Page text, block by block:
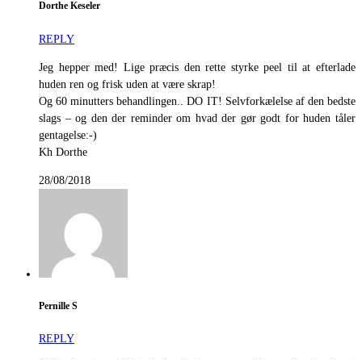
Dorthe Keseler
REPLY
Jeg hepper med! Lige præcis den rette styrke peel til at efterlade
huden ren og frisk uden at være skrap!
Og 60 minutters behandlingen.. DO IT! Selvforkælelse af den bedste
slags – og den der reminder om hvad der gør godt for huden tåler
gentagelse:-)
Kh Dorthe
28/08/2018
Pernille S
REPLY